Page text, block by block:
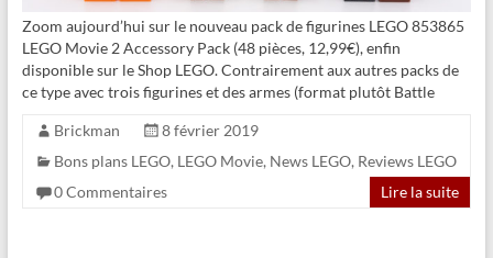
Zoom aujourd’hui sur le nouveau pack de figurines LEGO 853865
LEGO Movie 2 Accessory Pack (48 pièces, 12,99€), enfin
disponible sur le Shop LEGO. Contrairement aux autres packs de
ce type avec trois figurines et des armes (format plutôt Battle
Brickman
8 février 2019
Bons plans LEGO, LEGO Movie, News LEGO, Reviews LEGO
0 Commentaires
Lire la suite